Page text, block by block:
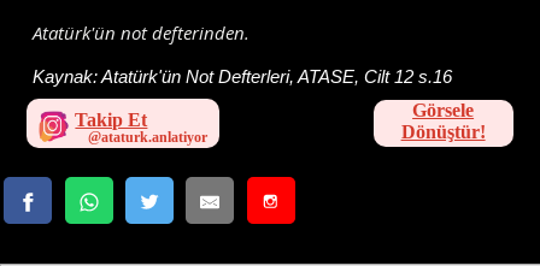
Atatürk'ün not defterinden.
Kaynak:Atatürk'ün Not Defterleri, ATASE, Cilt 12 s.16
Takip Et
Görsele
Dönüştür!